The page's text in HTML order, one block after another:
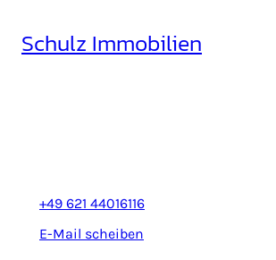
Schulz Immobilien
+49 621 44016116
E-Mail scheiben